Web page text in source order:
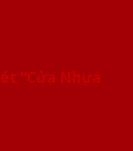
“Cửa Nhựa